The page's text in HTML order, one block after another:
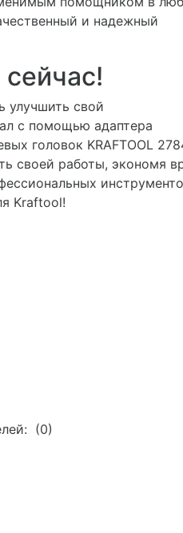
и надежный
улучшить свой
с помощью адаптера
головок KRAFTOOL
своей работы, экономя
Kraftool!
(0)